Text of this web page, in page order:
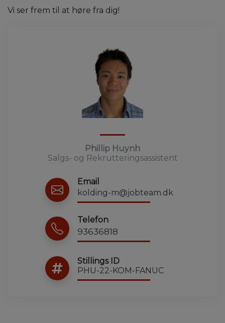
Vi ser frem til at høre fra dig!
Phillip Huynh
Salgs- og Rekrutteringsassistent
Email
kolding-m@jobteam.dk
Telefon
93636818
Stillings ID
PHU-22-KOM-FANUC